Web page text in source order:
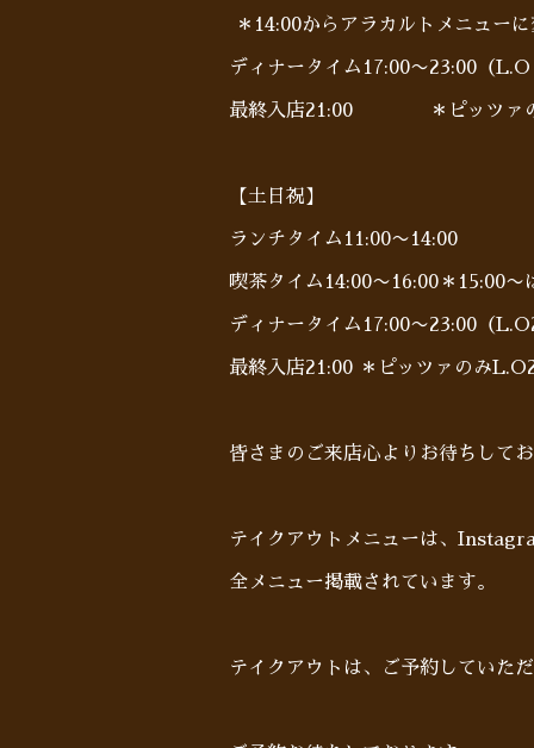
＊14:00からアラカルトメニュー
ディナータイム17:00〜23:00（
最終入店21:00 ＊ピッツァの
【土日祝】
ランチタイム11:00〜14:00
喫茶タイム14:00〜16:00＊15:00〜
ディナータイム17:00〜23:00（
最終入店21:00 ＊ピッツァのみ
皆さまのご来店心よりお待ちして
テイクアウトメニューは、
全メニュー掲載されています。
テイクアウトは、ご予約していた